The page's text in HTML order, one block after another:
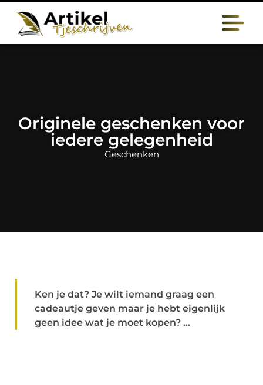
Originele geschenken voor
iedere gelegenheid
Geschenken
Ken je dat? Je wilt iemand graag een
cadeautje geven maar je hebt eigenlijk
geen idee wat je moet kopen? ...